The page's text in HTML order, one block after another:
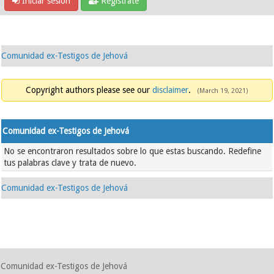
Comunidad ex-Testigos de Jehová
Copyright authors please see our disclaimer. (March 19, 2021)
Comunidad ex-Testigos de Jehová
No se encontraron resultados sobre lo que estas buscando. Redefine
tus palabras clave y trata de nuevo.
Comunidad ex-Testigos de Jehová
Comunidad ex-Testigos de Jehová